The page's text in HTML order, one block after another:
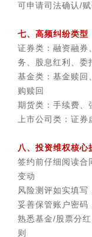
可申请司法确认/
七、高频纠纷类型
证券类：融资融券
务、股息红利、委
基金类：基金赎回
购赎回
期货类：手续费、
上市公司类：证
八、投资维权核心
签约前仔细阅读合
变动
风险测评如实填
妥善保管账户密码
熟悉基金/股票分
则